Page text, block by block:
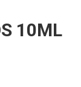
10ML